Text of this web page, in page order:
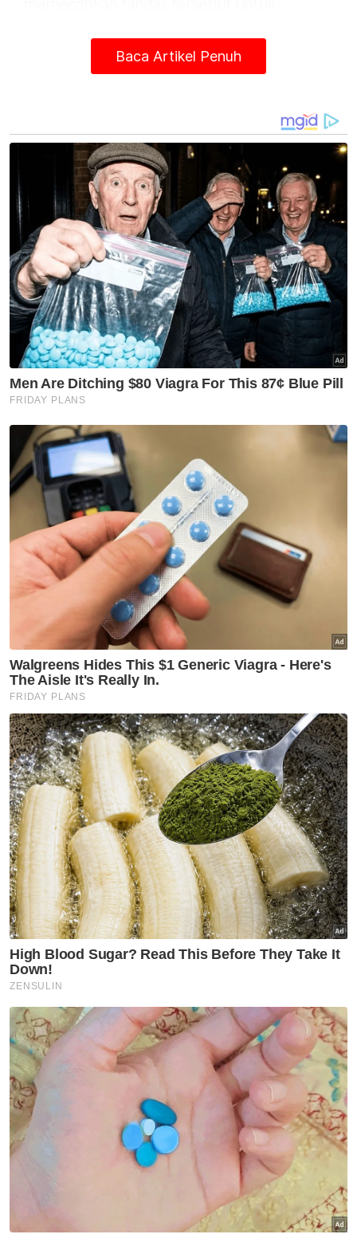
"Kita berjaya mengeluarkan kaki kanak-kanak
Artikel Berkaitan:
Budak 7 tahun maut, bayi parah kereta dipandu ibu
terbabas
Aktiviti fizikal kanak-kanak, remaja tidak memuaskan
tahun lalu
Ditinggalkan di Makkah ketika berusia lima tahun
Muat turun aplikasi Sinar Harian.
Kaki Tersangkut
Semasa
Pelajar kolej lemas ketika
mandi-manda bersama
sembilan rakan
Semasa
Ismail Sabri didakwa esok di
Mahkamah Sesyen Kuala
Lumpur
Semasa
Mahkamah ketepi notis
taksiran tambahan cukai
Semasa
Jolok kelapa guna galah besi
punca tiga polis maut terkena
renjatan elektrik
Baca Artikel Penuh